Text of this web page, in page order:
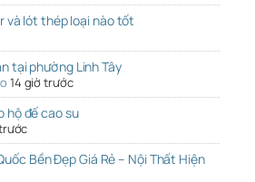
và lót thép loại nào tốt
tại phường Linh Tây
14 giờ trước
hộ đế cao su
Bền Đẹp Giá Rẻ – Nội Thất Hiện